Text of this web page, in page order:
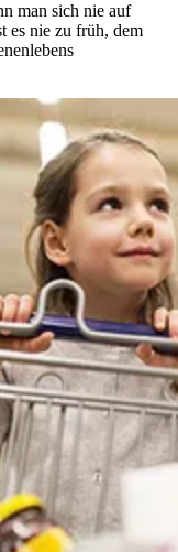
man sich nie auf
es nie zu früh, dem